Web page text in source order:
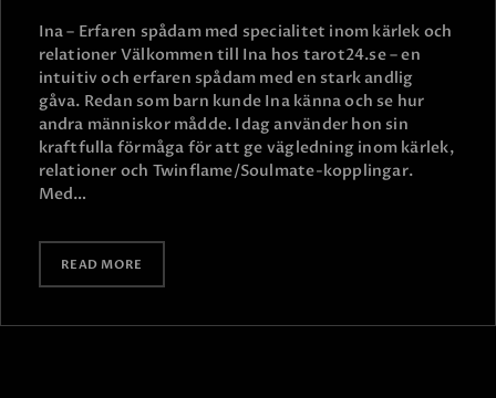
Ina – Erfaren spådam med specialitet inom kärlek och
relationer Välkommen till Ina hos tarot24.se – en
intuitiv och erfaren spådam med en stark andlig
gåva. Redan som barn kunde Ina känna och se hur
andra människor mådde. Idag använder hon sin
kraftfulla förmåga för att ge vägledning inom kärlek,
relationer och Twinflame/Soulmate-kopplingar.
Med…
READ MORE